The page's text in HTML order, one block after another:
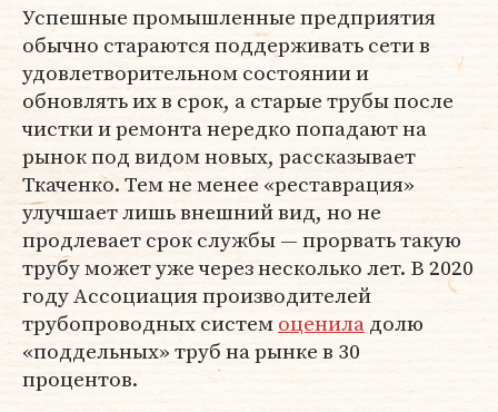
Успешные промышленные предприятия
обычно стараются поддерживать сети в
удовлетворительном состоянии и
обновлять их в срок, а старые трубы после
чистки и ремонта нередко попадают на
рынок под видом новых, рассказывает
Ткаченко. Тем не менее «реставрация»
улучшает лишь внешний вид, но не
продлевает срок службы — прорвать такую
трубу может уже через несколько лет. В 2020
году Ассоциация производителей
трубопроводных системоцениладолю
«поддельных» труб на рынке в 30
процентов.